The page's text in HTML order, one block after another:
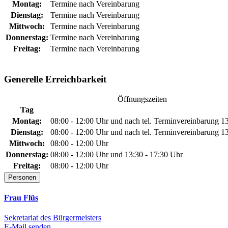
Montag:
Termine nach Vereinbarung
Dienstag:
Termine nach Vereinbarung
Mittwoch:
Termine nach Vereinbarung
Donnerstag: Termine nach Vereinbarung
Freitag:
Termine nach Vereinbarung
Generelle Erreichbarkeit
Öffnungszeiten
Tag
Montag:
08:00 - 12:00 Uhr und nach tel. Terminvereinbarung
Dienstag:
08:00 - 12:00 Uhr und nach tel. Terminvereinbarung
Mittwoch:
08:00 - 12:00 Uhr
Donnerstag: 08:00 - 12:00 Uhr und 13:30 - 17:30 Uhr
Freitag:
08:00 - 12:00 Uhr
Personen
Frau Flüs
Sekretariat des Bürgermeisters